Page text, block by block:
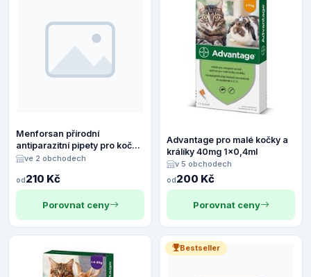
Menforsan přírodní
antiparazitní pipety pro kočky
2x1,5ml
ve 2 obchodech
od210 Kč
Porovnat ceny
Advantage pro malé kočky a
králíky 40mg 1x0,4ml
v 5 obchodech
od200 Kč
Porovnat ceny
Bestseller